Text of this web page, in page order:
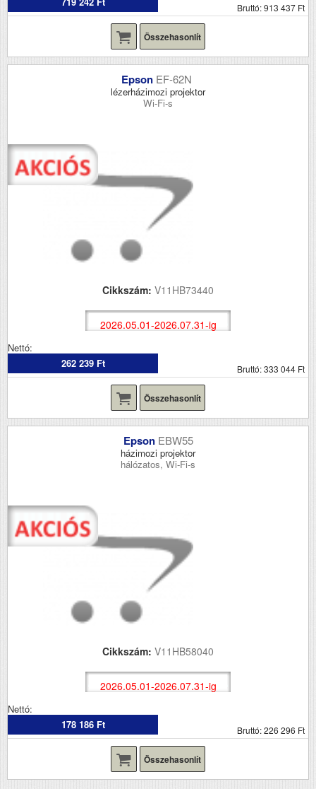
Bruttó: 913 437 Ft
Összehasonlít
Epson EF-62N
lézerházimozi projektor
Wi-Fi-s
Cikkszám: V11HB73440
2026.05.01-2026.07.31-ig
Nettó:
262 239 Ft
Bruttó: 333 044 Ft
Összehasonlít
Epson EBW55
házimozi projektor
hálózatos, Wi-Fi-s
Cikkszám: V11HB58040
2026.05.01-2026.07.31-ig
Nettó:
178 186 Ft
Bruttó: 226 296 Ft
Összehasonlít